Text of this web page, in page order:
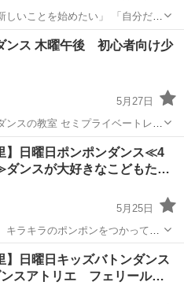
しいことを始めたい」 「自分だけ
ンス クラス
ンス 木曜午後 初心者向け少
5月27日
ンスの教室 セミプライベートレッ
ス フラ
】日曜日ポンポンダンス≪4
ダンスが大好きなこどもた…
5月25日
ッスンで、ダンスのほかスキッ
初心者さん、習い事デビュー、 そ
ダンス リール
】日曜日キッズバトンダンス
ンスアトリエ フェリール…